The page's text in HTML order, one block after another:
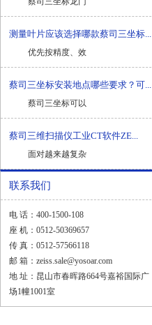
测量叶片应该选择哪款蔡司三坐标...
优先按精度、效
蔡司三坐标安装地点哪些要求？可...
蔡司三坐标可以
蔡司三维扫描仪工业CT软件ZE...
面对越来越复杂
联系我们
电 话：400-1500-108
座 机：0512-50369657
传 真：0512-57566118
邮 箱：zeiss.sale@yosoar.com
地 址：昆山市春晖路664号嘉裕国际广
场1幢1001室